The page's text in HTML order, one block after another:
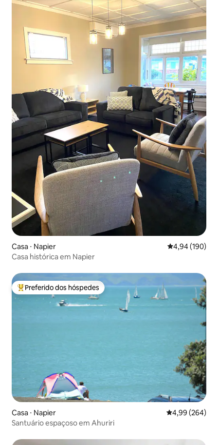
Casa ⋅ Napier 4,94 de uma
4,94 (190)
Casa histórica em Napier
Entre os melhores preferidos dos hóspedes
Preferido dos hóspedes
Casa ⋅ Napier 4,99 de uma
4,99 (264)
Santuário espaçoso em Ahuriri